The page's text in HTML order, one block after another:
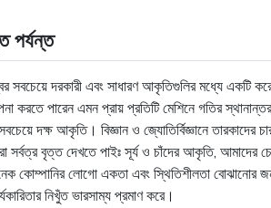
পর্যন্ত
দরকারী এবং সাধারণ আকৃতিগুলির মধ্যে একটি
করতে পারেন এমন প্রায় প্রতিটি মেশিনে গতির
দক্ষ আকৃতি। বিজ্ঞান ও জ্যোতির্বিজ্ঞানে
সর্বত্র বৃত্ত দেখতে পাইঃ সূর্য ও চাঁদের আকৃতি,
লোগো একতা এবং স্থিতিশীলতা বোঝানোর
নিখুঁত ভারসাম্য প্রমাণ করে।